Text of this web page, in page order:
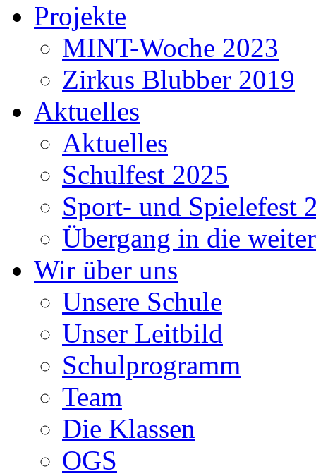
Projekte
MINT-Woche 2023
Zirkus Blubber 2019
Aktuelles
Aktuelles
Schulfest 2025
Sport- und Spielefest
Übergang in die
Wir über uns
Unsere Schule
Unser Leitbild
Schulprogramm
Team
Die Klassen
OGS